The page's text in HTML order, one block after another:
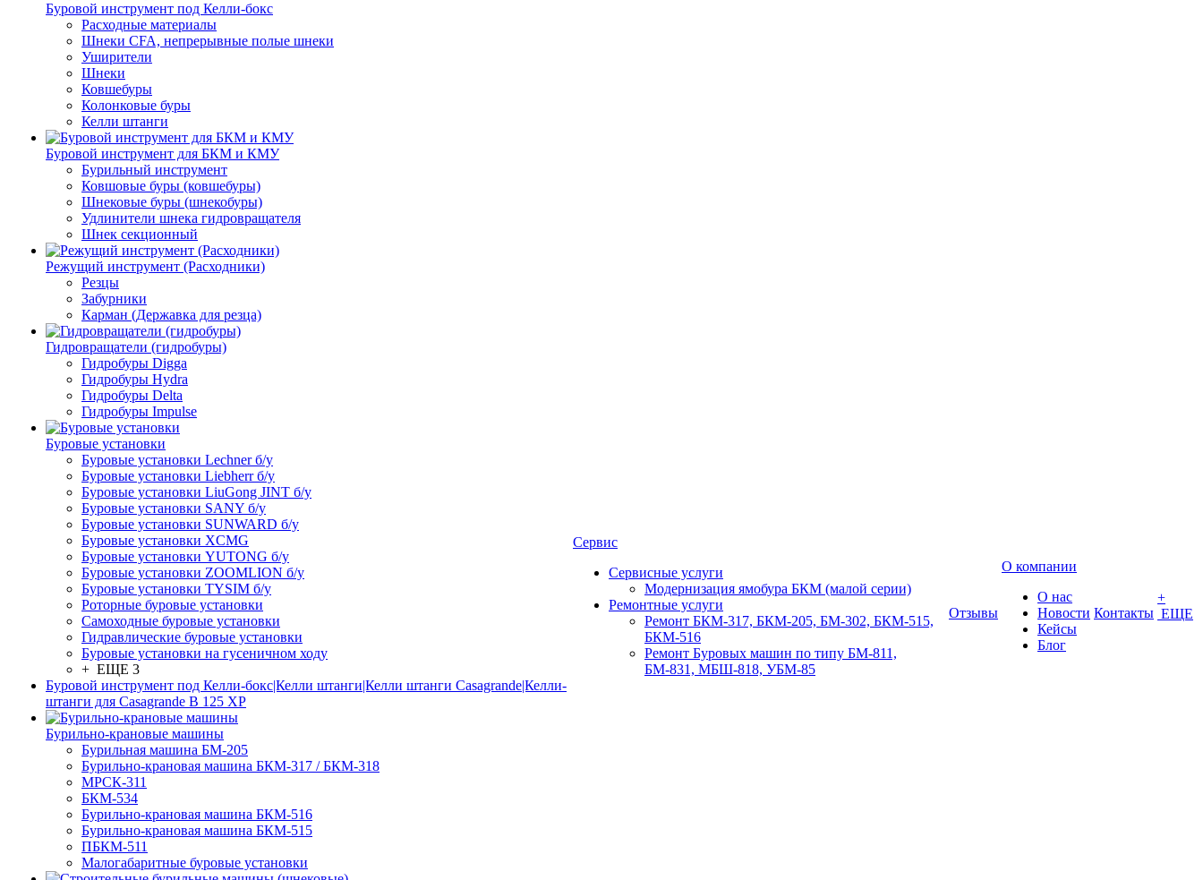
Буровой инструмент под Келли-бокс
Расходные материалы
Шнеки CFA, непрерывные полые шнеки
Уширители
Шнеки
Ковшебуры
Колонковые буры
Келли штанги
Буровой инструмент для БКМ и КМУ
Бурильный инструмент
Ковшовые буры (ковшебуры)
Шнековые буры (шнекобуры)
Удлинители шнека гидровращателя
Шнек секционный
Режущий инструмент (Расходники)
Резцы
Забурники
Карман (Державка для резца)
Гидровращатели (гидробуры)
Гидробуры Digga
Гидробуры Hydra
Гидробуры Delta
Гидробуры Impulse
Буровые установки
Буровые установки Lechner б/у
Буровые установки Liebherr б/у
Буровые установки LiuGong JINT б/у
Буровые установки SANY б/у
Буровые установки SUNWARD б/у
Буровые установки XCMG
Буровые установки YUTONG б/у
Буровые установки ZOOMLION б/у
Буровые установки TYSIM б/у
Роторные буровые установки
Самоходные буровые установки
Гидравлические буровые установки
Буровые установки на гусеничном ходу
+ ЕЩЕ 3
Буровой инструмент под Келли-бокс|Келли штанги|Келли штанги Casagrande|Келли-
штанги для Casagrande B 125 XP
Бурильно-крановые машины
Бурильная машина БМ-205
Бурильно-крановая машина БКМ-317 / БКМ-318
МРСК-311
БКМ-534
Бурильно-крановая машина БКМ-516
Бурильно-крановая машина БКМ-515
ПБКМ-511
Малогабаритные буровые установки
Сервис
Сервисные услуги
Модернизация ямобура БКМ (малой серии)
Ремонтные услуги
Ремонт БКМ-317, БКМ-205, БМ-302, БКМ-515,
БКМ-516
Ремонт Буровых машин по типу БМ-811,
БМ-831, МБШ-818, УБМ-85
Отзывы
О компании
О нас
Новости
Кейсы
Блог
Контакты
+
ЕЩЕ